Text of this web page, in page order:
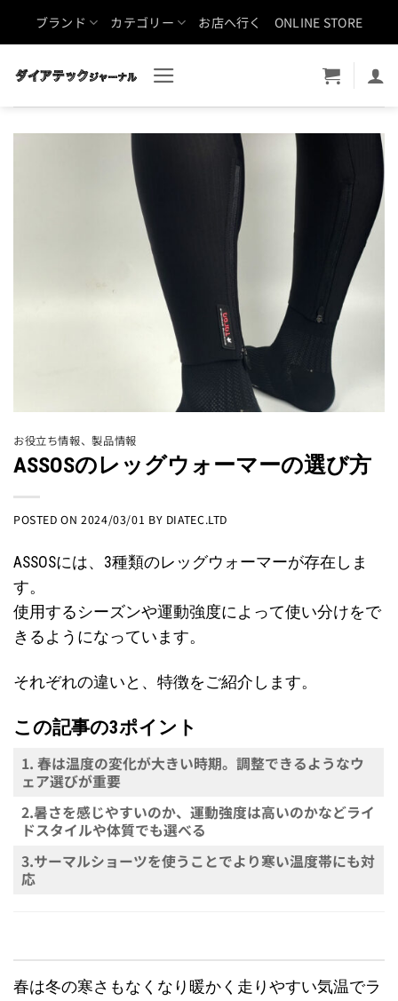
ブランド カテゴリー お店へ行く ONLINE STORE
お役立ち情報、製品情報
ASSOSのレッグウォーマーの選び方
POSTED ON2024/03/01 BY DIATEC.LTD
ASSOSには、3種類のレッグウォーマーが存在しま
す。
使用するシーズンや運動強度によって使い分けをで
きるようになっています。
それぞれの違いと、特徴をご紹介します。
この記事の3ポイント
1. 春は温度の変化が大きい時期。調整できるようなウ
ェア選びが重要
2.暑さを感じやすいのか、運動強度は高いのかなどライ
ドスタイルや体質でも選べる
3.サーマルショーツを使うことでより寒い温度帯にも対
応
春は冬の寒さもなくなり暖かく走りやすい気温でラ